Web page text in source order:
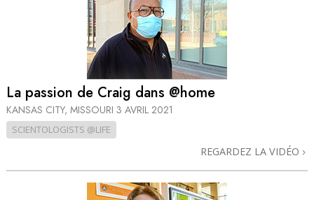
La passion de Craig dans @home
KANSAS CITY, MISSOURI 3 AVRIL 2021
SCIENTOLOGISTS @LIFE
REGARDEZ LA VIDÉO